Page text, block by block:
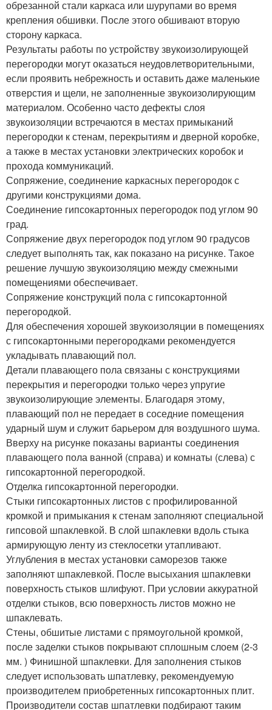
обрезанной стали каркаса или шурупами во время
крепления обшивки. После этого обшивают вторую
сторону каркаса.
Результаты работы по устройству звукоизолирующей
перегородки могут оказаться неудовлетворительными,
если проявить небрежность и оставить даже маленькие
отверстия и щели, не заполненные звукоизолирующим
материалом. Особенно часто дефекты слоя
звукоизоляции встречаются в местах примыканий
перегородки к стенам, перекрытиям и дверной коробке,
а также в местах установки электрических коробок и
прохода коммуникаций.
Сопряжение, соединение каркасных перегородок с
другими конструкциями дома.
Соединение гипсокартонных перегородок под углом 90
град.
Сопряжение двух перегородок под углом 90 градусов
следует выполнять так, как показано на рисунке. Такое
решение лучшую звукоизоляцию между смежными
помещениями обеспечивает.
Сопряжение конструкций пола с гипсокартонной
перегородкой.
Для обеспечения хорошей звукоизоляции в помещениях
с гипсокартонными перегородками рекомендуется
укладывать плавающий пол.
Детали плавающего пола связаны с конструкциями
перекрытия и перегородки только через упругие
звукоизолирующие элементы. Благодаря этому,
плавающий пол не передает в соседние помещения
ударный шум и служит барьером для воздушного шума.
Вверху на рисунке показаны варианты соединения
плавающего пола ванной (справа) и комнаты (слева) с
гипсокартонной перегородкой.
Отделка гипсокартонной перегородки.
Стыки гипсокартонных листов с профилированной
кромкой и примыкания к стенам заполняют специальной
гипсовой шпаклевкой. В слой шпаклевки вдоль стыка
армирующую ленту из стеклосетки утапливают.
Углубления в местах установки саморезов также
заполняют шпаклевкой. После высыхания шпаклевки
поверхность стыков шлифуют. При условии аккуратной
отделки стыков, всю поверхность листов можно не
шпаклевать.
Стены, обшитые листами с прямоугольной кромкой,
после заделки стыков покрывают сплошным слоем (2-3
мм. ) Финишной шпаклевки. Для заполнения стыков
следует использовать шпатлевку, рекомендуемую
производителем приобретенных гипсокартонных плит.
Производители состав шпатлевки подбирают таким